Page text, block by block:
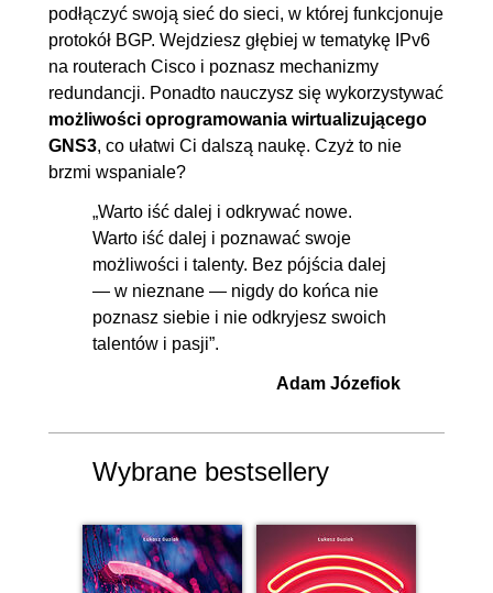
aktualizacji VRRP
4.11. Konfiguracja czasów
VRRP
00:01:19
4.12. Konfiguracja track w
VRRP, cz. 1.
00:07:51
4.13. Konfiguracja track w
VRRP, cz. 2.
4.14. Działanie i konfiguracja
protokołu GLBP
4.15. Sposób pracy protokołu
00:06:00
5. Protokół routingu OSPFv2 w sieci
01:54:47
wielodostępowej oraz wyboru
5.2. Wyjaśnienie procesu
zmiany funkcji routera
00:07:18
podłączyć swoją sieć do sieci, w której funkcjonuje
protokół BGP. Wejdziesz głębiej w tematykę IPv6
na routerach Cisco i poznasz mechanizmy
redundancji. Ponadto nauczysz się wykorzystywać
możliwości oprogramowania wirtualizującego
GNS3, co ułatwi Ci dalszą naukę. Czyż to nie
brzmi wspaniale?
„Warto iść dalej i odkrywać nowe.
Warto iść dalej i poznawać swoje
możliwości i talenty. Bez pójścia dalej
— w nieznane — nigdy do końca nie
poznasz siebie i nie odkryjesz swoich
talentów i pasji”.
Adam Józefiok
Wybrane bestsellery